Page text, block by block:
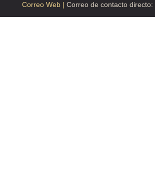
Correo Web | Correo de contacto directo: